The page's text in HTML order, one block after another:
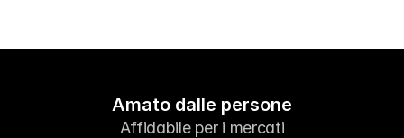
Amato dalle persone
Affidabile per i mercati